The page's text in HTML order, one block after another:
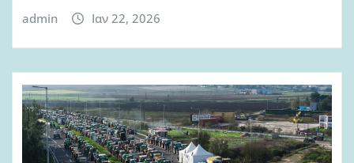
admin Ιαν 22, 2026